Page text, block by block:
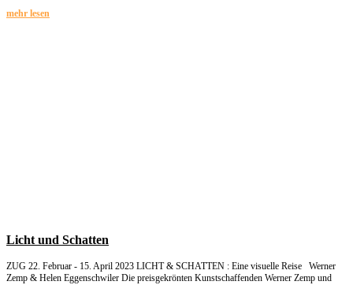
mehr lesen
Licht und Schatten
ZUG 22. Februar - 15. April 2023 LICHT & SCHATTEN : Eine visuelle Reise Werner
Zemp & Helen Eggenschwiler Die preisgekrönten Kunstschaffenden Werner Zemp und